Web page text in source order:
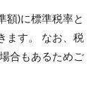
額)に標準税率と
ます。 なお、税
合もあるためご